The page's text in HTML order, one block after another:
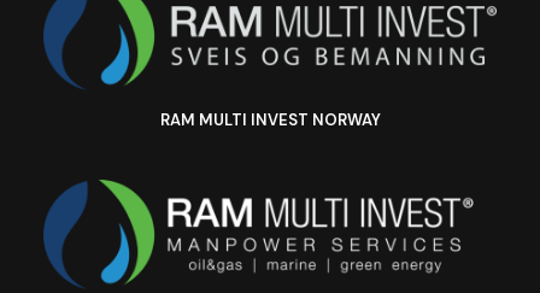
RAM MULTI INVEST NORWAY